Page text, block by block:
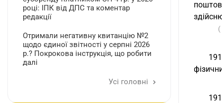
(
році: ІПК від ДПС та коментар
редакції
Отримали негативну квитанцію №2
щодо єдиної звітності у серпні 2026
р.? Покрокова інструкція, що робити
далі
Усі головні